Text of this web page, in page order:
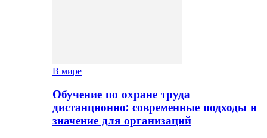
В мире
Обучение по охране труда
дистанционно: современные подходы и
значение для организаций